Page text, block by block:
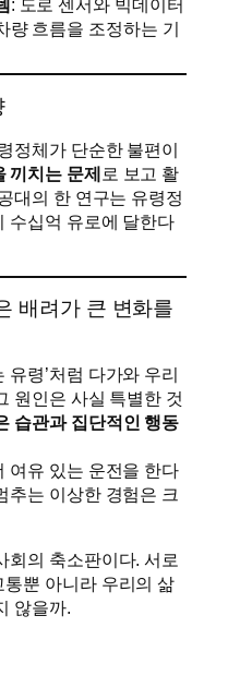
: 도로 센서와 빅데이터
량 흐름을 조정하는 기
정체가 단순한 불편이
끼치는 문제 로 보고 활
대의 한 연구는 유령정
수십억 유로에 달한다
배려가 큰 변화를
유령’처럼 다가와 우리
원인은 사실 특별한 것
습관과 집단적인 행동
여유 있는 운전을 한다
추는 이상한 경험은 크
회의 축소판이다. 서로
뿐 아니라 우리의 삶
않을까.